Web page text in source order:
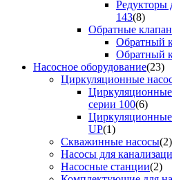
Редукторы
143(8)
Обратные
Обратный
Обратный
Насосное оборудование(23)
Циркуляционные
серии 100(6)
UP(1)
Скважинные насосы(2)
Насосы для
Насосные станции(2)